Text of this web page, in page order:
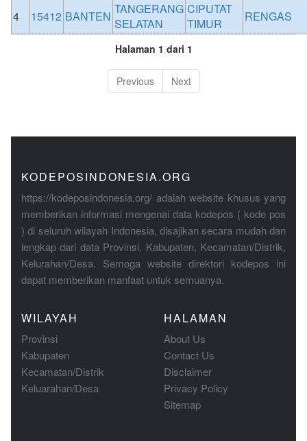
4 15412 BANTEN TANGERANG
SELATAN
CIPUTAT
TIMUR
RENGAS
Halaman 1 dari 1
Previous Next
KODEPOSINDONESIA.ORG
https://kodeposindonesia.org/ adalah website khusus yang
memberikan informasi mengenai data kodepos ( kode pos
) di seluruh wilayah Indonesia, disajikan secara mudah dan
lengkap dari data Provinsi, Kabupaten, Kecamatan/Distrik,
Kelurahan/Desa. Semoga website direktori kodepos ini
dapat memberikan manfaat untuk semuanya.
WILAYAH
Provinsi
Kabupaten
Kecamatan/Distrik
Keluarahan/Desa
HALAMAN
About Us
Contact Us
Disclaimer
Privacy Policy
Sitemap